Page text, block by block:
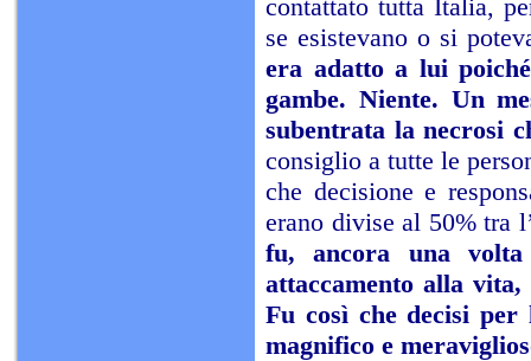
contattato tutta Italia,
se esistevano o si
era adatto a lui
gambe. Niente. Un
subentrata la necrosi
consiglio a tutte le
che decisione e
erano divise al 50% tra
fu, ancora una
attaccamento alla
Fu così che decisi per
magnifico e